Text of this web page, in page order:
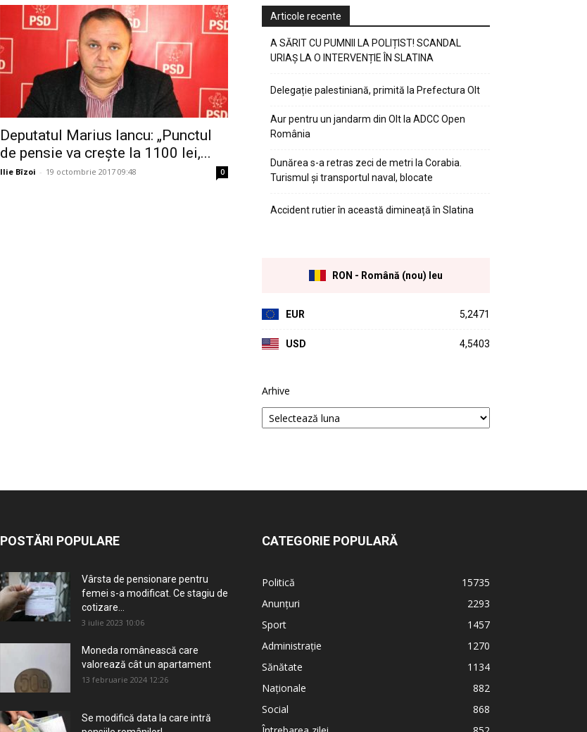
Deputatul Marius Iancu: „Punctul
de pensie va crește la 1100 lei,...
Ilie Bîzoi - 19 octombrie 2017 09:48 0
Articole recente
A SĂRIT CU PUMNII LA POLIȚIST! SCANDAL
URIAȘ LA O INTERVENȚIE ÎN SLATINA
Delegație palestiniană, primită la Prefectura Olt
Aur pentru un jandarm din Olt la ADCC Open
România
Dunărea s-a retras zeci de metri la Corabia.
Turismul și transportul naval, blocate
Accident rutier în această dimineață în Slatina
RON - Română (nou) leu
EUR 5,2471
USD 4,5403
Arhive
POSTĂRI POPULARE
Vârsta de pensionare pentru
femei s-a modificat. Ce stagiu de
cotizare...
3 iulie 2023 10:06
Moneda românească care
valorează cât un apartament
13 februarie 2024 12:26
Se modifică data la care intră
CATEGORIE POPULARĂ
Politică
15735
Anunțuri
2293
Sport
1457
Administrație
1270
Sănătate
1134
Naționale
882
Social
868